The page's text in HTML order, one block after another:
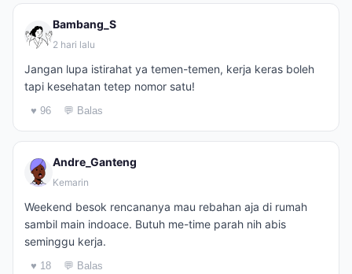
Bambang_S
2 hari lalu
Jangan lupa istirahat ya temen-temen, kerja keras boleh
tapi kesehatan tetep nomor satu!
♥ 96 💬 Balas
Andre_Ganteng
Kemarin
Weekend besok rencananya mau rebahan aja di rumah
sambil main indoace. Butuh me-time parah nih abis
seminggu kerja.
♥ 18 💬 Balas